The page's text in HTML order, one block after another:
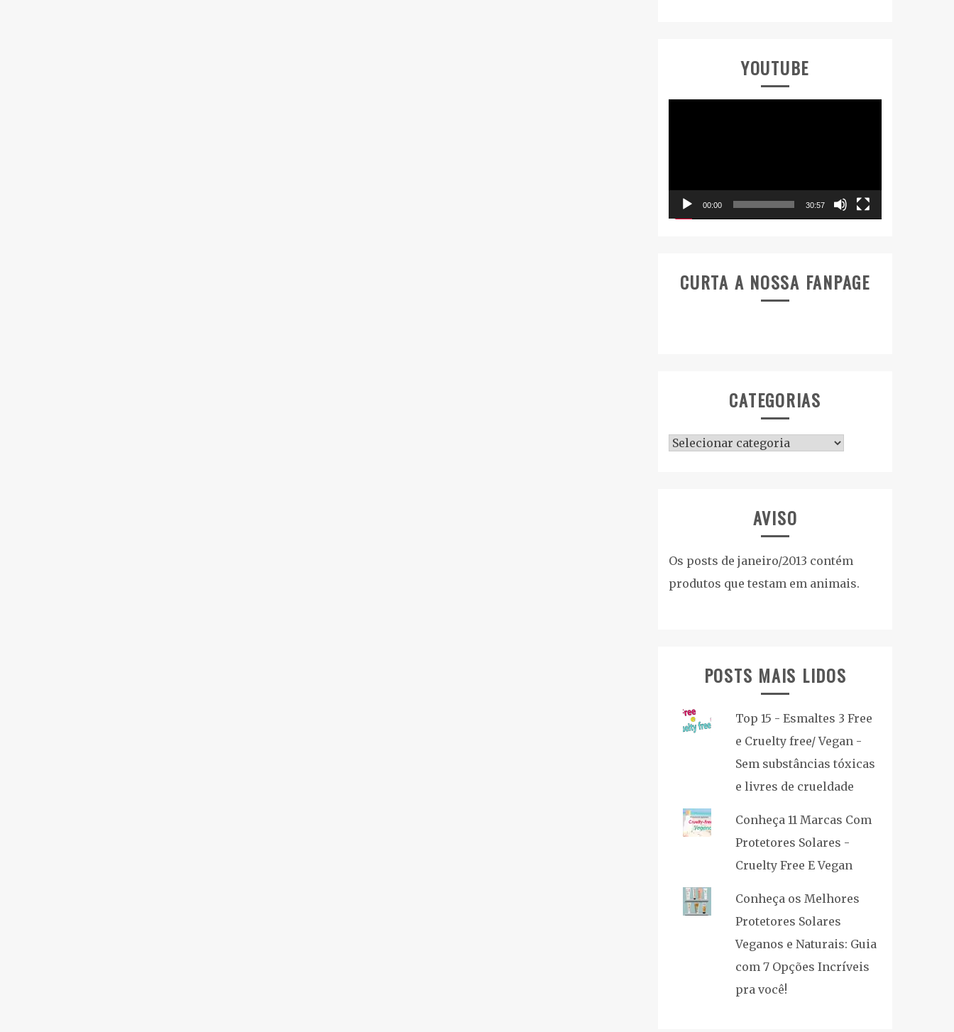
YOUTUBE
00:00 30:57
CURTA A NOSSA FANPAGE
CATEGORIAS
Categorias
AVISO
Os posts de janeiro/2013 contém
produtos que testam em animais.
POSTS MAIS LIDOS
Top 15 - Esmaltes 3 Free
e Cruelty free/ Vegan -
Sem substâncias tóxicas
e livres de crueldade
Conheça 11 Marcas Com
Protetores Solares -
Cruelty Free E Vegan
Conheça os Melhores
Protetores Solares
Veganos e Naturais: Guia
com 7 Opções Incríveis
pra você!